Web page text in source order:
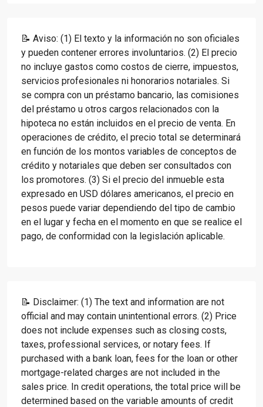
📝 Aviso: (1) El texto y la información no son oficiales
y pueden contener errores involuntarios. (2) El precio
no incluye gastos como costos de cierre, impuestos,
servicios profesionales ni honorarios notariales. Si
se compra con un préstamo bancario, las comisiones
del préstamo u otros cargos relacionados con la
hipoteca no están incluidos en el precio de venta. En
operaciones de crédito, el precio total se determinará
en función de los montos variables de conceptos de
crédito y notariales que deben ser consultados con
los promotores. (3) Si el precio del inmueble esta
expresado en USD dólares americanos, el precio en
pesos puede variar dependiendo del tipo de cambio
en el lugar y fecha en el momento en que se realice el
pago, de conformidad con la legislación aplicable.
📝 Disclaimer: (1) The text and information are not
official and may contain unintentional errors. (2) Price
does not include expenses such as closing costs,
taxes, professional services, or notary fees. If
purchased with a bank loan, fees for the loan or other
mortgage-related charges are not included in the
sales price. In credit operations, the total price will be
determined based on the variable amounts of credit